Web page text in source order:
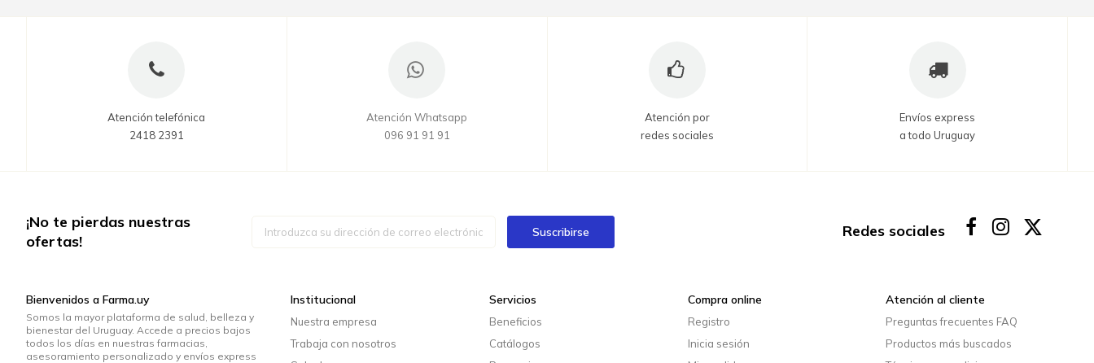
Atención telefónica
2418 2391
Atención Whatsapp
096 91 91 91
Atención por
redes sociales
Envíos express
a todo Uruguay
¡No te pierdas nuestras
ofertas!
Suscribirse Redes sociales
Bienvenidos a Farma.uy
Somos la mayor plataforma de salud, belleza y
bienestar del Uruguay. Accede a precios bajos
todos los días en nuestras farmacias,
asesoramiento personalizado y envíos express
Institucional
Nuestra empresa
Trabaja con nosotros
Servicios
Beneficios
Catálogos
Compra online
Registro
Inicia sesión
Atención al cliente
Preguntas frecuentes FAQ
Productos más buscados